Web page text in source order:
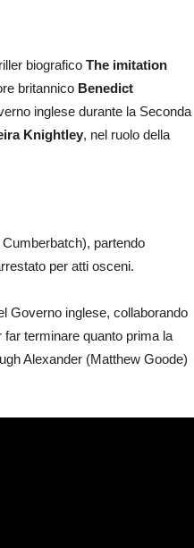
biografico The imitation
britannico Benedict
inglese durante la Seconda
Knightley, nel ruolo della
partendo
per atti osceni.
Governo inglese, collaborando
terminare quanto prima la
Alexander (Matthew Goode)